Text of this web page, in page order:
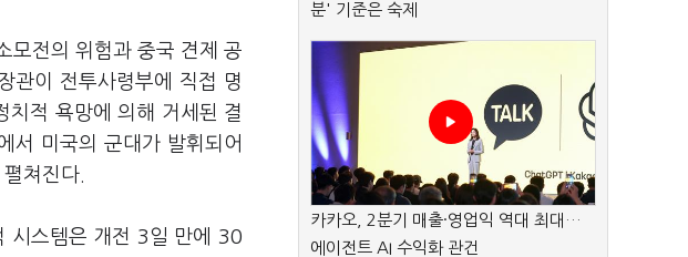
모전의 위험과 중국 견제 공
관이 전투사령부에 직접 명
치적 욕망에 의해 거세된 결
서 미국의 군대가 발휘되어
쳐진다.
시스템은 개전 3일 만에 30
분' 기준은 숙제
카카오, 2분기 매출·영업익 역대 최대…
에이전트 AI 수익화 관건